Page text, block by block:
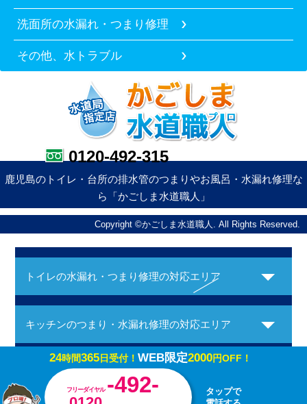
洗面所の水漏れ・つまり修理
その他、水トラブル
0120-492-315
鹿児島のトイレ・台所の排水管のつまりやお風呂・水漏れ修理な
ら「かごしま水道職人」
Copyright ©かごしま水道職人. All Rights Reserved.
トイレの水漏れ・つまり修理の対応エリア
キッチンのつまり・水漏れ修理の対応エリア
お風呂の水漏れ・つまり修理の対応エリア
24時間365日受付！ WEB限定2000円OFF！
フリーダイヤル -492-
タップで